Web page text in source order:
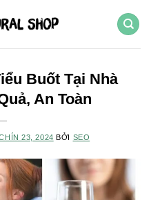
Buốt Tại Nhà
An Toàn
23, 2024 BỞI SEO